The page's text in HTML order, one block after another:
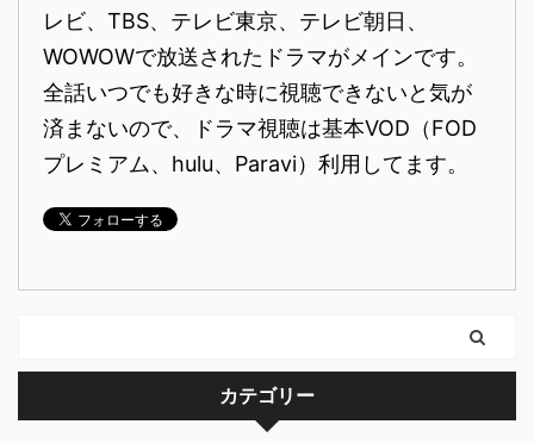
レビ、TBS、テレビ東京、テレビ朝日、
WOWOWで放送されたドラマがメインです。
全話いつでも好きな時に視聴できないと気が
済まないので、ドラマ視聴は基本VOD（FOD
プレミアム、hulu、Paravi）利用してます。
カテゴリー